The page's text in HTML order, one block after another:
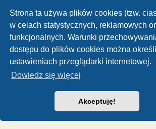
Strona ta używa plików cookies (tzw.
w celach statystycznych, reklamowych
funkcjonalnych. Warunki
dostępu do plików cookies można
ustawieniach przeglądarki internetowej.
Dowiedz się więcej
Akceptuję!